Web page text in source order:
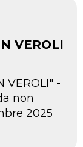
VEROLI
VEROLI" -
non
2025